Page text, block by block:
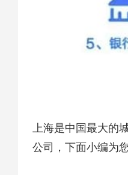
上海是中国最大的
公司 ，下面小编为